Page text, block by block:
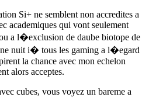
Si+ ne semblent non accredites a
academiques qui vont seulement
a l�exclusion de daube biotope de
nuit i� tous les gaming a l�egard
la chance avec mon echelon
alors acceptes.
cubes, vous voyez un bareme a